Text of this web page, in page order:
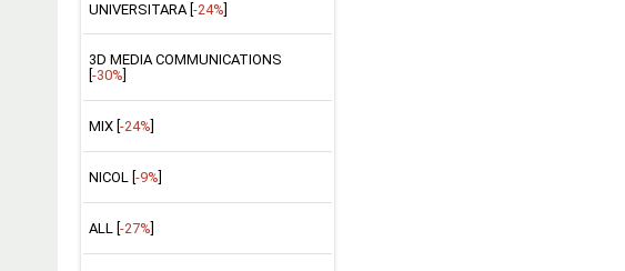
UNIVERSITARA [-24%]
3D MEDIA COMMUNICATIONS
-30%
MIX [ -24%
NICOL [ -9%
ALL [ -27%